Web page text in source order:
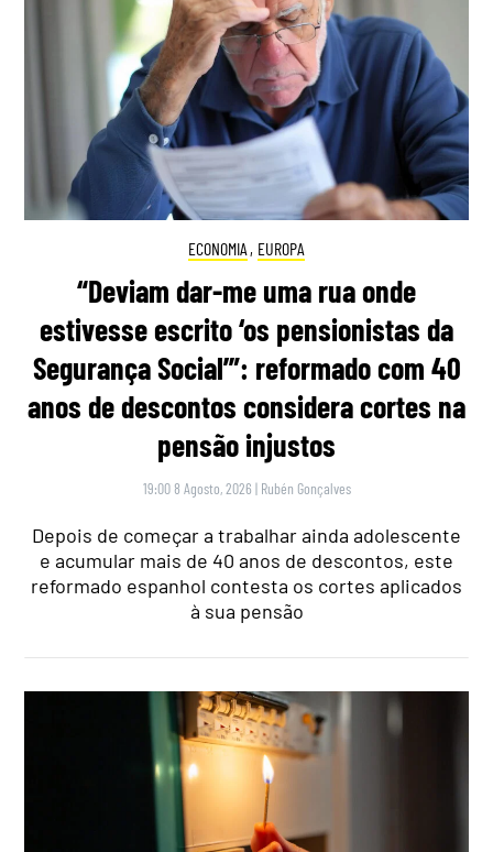
ECONOMIA , EUROPA
“Deviam dar-me uma rua onde
estivesse escrito ‘os pensionistas da
Segurança Social’”: reformado com 40
anos de descontos considera cortes na
pensão injustos
19:00 8 Agosto, 2026 | Rubén Gonçalves
Depois de começar a trabalhar ainda adolescente
e acumular mais de 40 anos de descontos, este
reformado espanhol contesta os cortes aplicados
à sua pensão